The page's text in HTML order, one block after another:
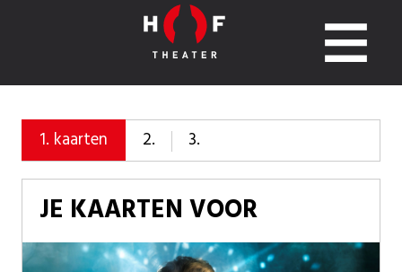
1. kaarten 2. 3.
JE KAARTEN VOOR